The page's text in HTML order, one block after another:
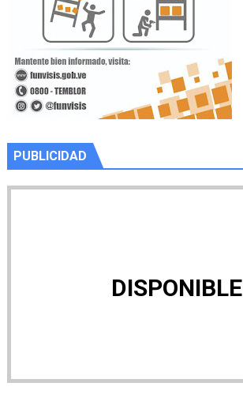
PUBLICIDAD
DISPONIBLE